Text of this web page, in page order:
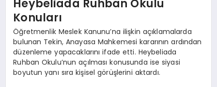
Heybeliada Ruhban Okulu
Konuları
Öğretmenlik Meslek Kanunu’na ilişkin açıklamalarda
bulunan Tekin, Anayasa Mahkemesi kararının ardından
düzenleme yapacaklarını ifade etti. Heybeliada
Ruhban Okulu’nun açılması konusunda ise siyasi
boyutun yanı sıra kişisel görüşlerini aktardı.